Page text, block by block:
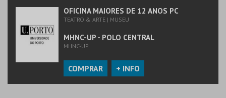
OFICINA MAIORES DE 12 ANOS PC
TEATRO & ARTE | MUSEU
MHNC-UP - POLO CENTRAL
MHNC-UP
COMPRAR + INFO